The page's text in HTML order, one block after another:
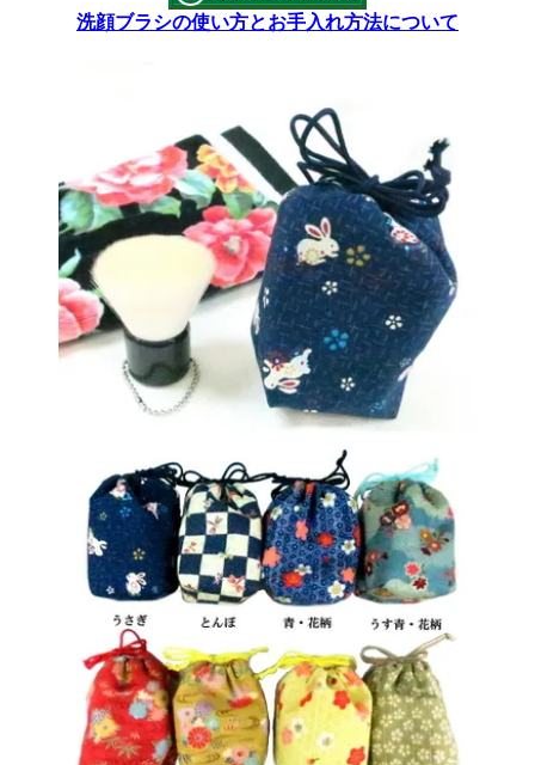
洗顔ブラシの使い方とお手入れ方法について